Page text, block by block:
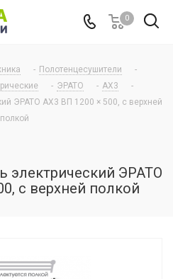
0
- Полотенцесушители
-
- ЭРАТО - АХ3
-
ЭРАТО АХ3 ВП 1200 × 500, с верхней
полкой
электрический ЭРАТО
с верхней полкой